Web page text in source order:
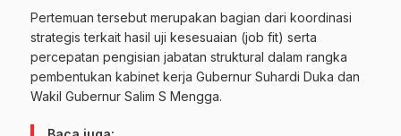
Pertemuan tersebut merupakan bagian dari koordinasi
strategis terkait hasil uji kesesuaian (job fit) serta
percepatan pengisian jabatan struktural dalam rangka
pembentukan kabinet kerja Gubernur Suhardi Duka dan
Wakil Gubernur Salim S Mengga.